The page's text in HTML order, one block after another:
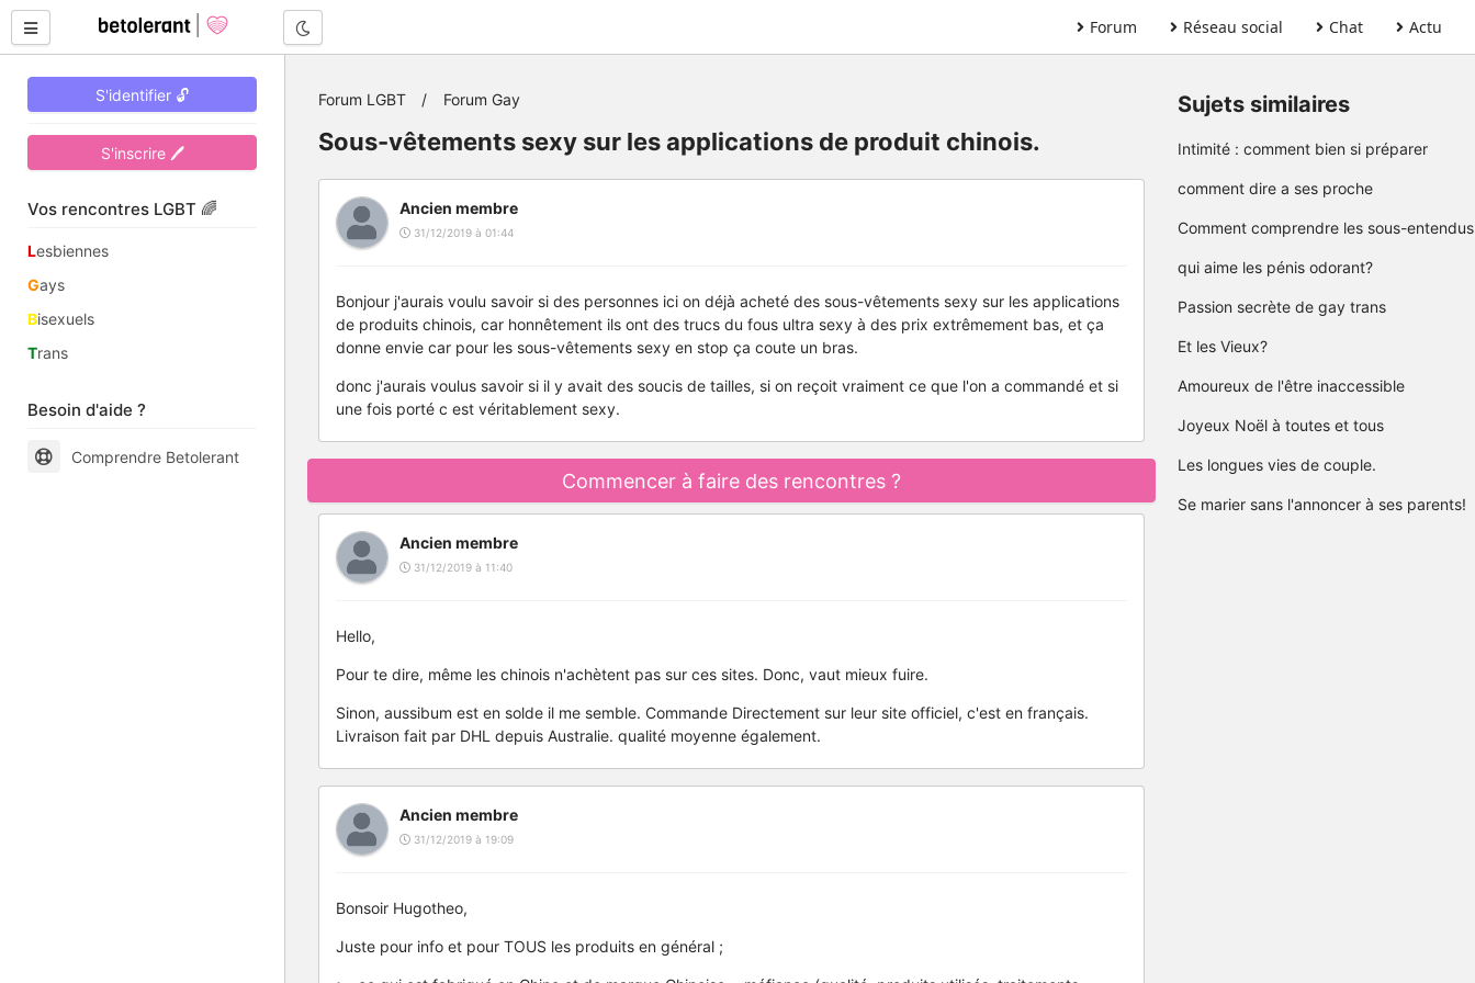
Forum Réseau social Chat Actu
S'identifier 🔓
S'inscrire 🖊
Vos rencontres LGBT 🌈
Lesbiennes
Gays
Bisexuels
Trans
Besoin d'aide ?
Comprendre Betolerant
Forum LGBT Forum Gay
Sous-vêtements sexy sur les applications de produit chinois.
Ancien membre
31/12/2019 à 01:44
Bonjour j'aurais voulu savoir si des personnes ici on déjà acheté des sous-vêtements sexy sur les applications
de produits chinois, car honnêtement ils ont des trucs du fous ultra sexy à des prix extrêmement bas, et ça
donne envie car pour les sous-vêtements sexy en stop ça coute un bras.
donc j'aurais voulus savoir si il y avait des soucis de tailles, si on reçoit vraiment ce que l'on a commandé et si
une fois porté c est véritablement sexy.
Commencer à faire des rencontres ?
Ancien membre
31/12/2019 à 11:40
Hello,
Pour te dire, même les chinois n'achètent pas sur ces sites. Donc, vaut mieux fuire.
Sinon, aussibum est en solde il me semble. Commande Directement sur leur site officiel, c'est en français.
Livraison fait par DHL depuis Australie. qualité moyenne également.
Ancien membre
31/12/2019 à 19:09
Bonsoir Hugotheo,
Juste pour info et pour TOUS les produits en général ;
Sujets similaires
Intimité : comment bien si préparer
comment dire a ses proche
Comment comprendre les sous-entendus
qui aime les pénis odorant?
Passion secrète de gay trans
Et les Vieux?
Amoureux de l'être inaccessible
Joyeux Noël à toutes et tous
Les longues vies de couple.
Se marier sans l'annoncer à ses parents!